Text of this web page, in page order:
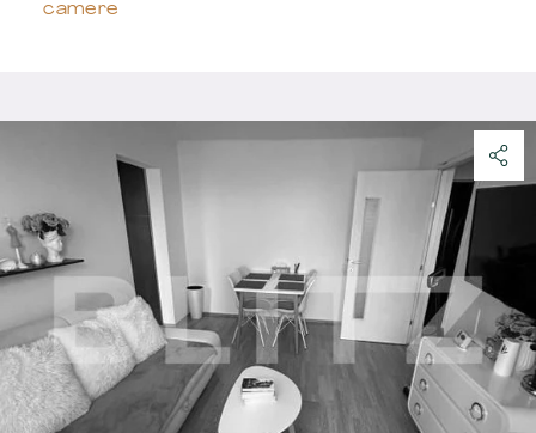
camere